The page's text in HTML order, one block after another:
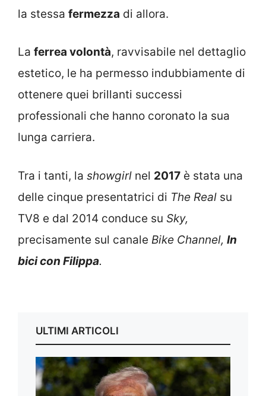
la stessa fermezza di allora.
La ferrea volontà, ravvisabile nel dettaglio
estetico, le ha permesso indubbiamente di
ottenere quei brillanti successi
professionali che hanno coronato la sua
lunga carriera.
Tra i tanti, la showgirl nel 2017 è stata una
delle cinque presentatrici di The Real su
TV8 e dal 2014 conduce su Sky,
precisamente sul canale Bike Channel, In
bici con Filippa.
ULTIMI ARTICOLI